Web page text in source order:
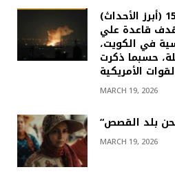
(أبرز الأحداث) الأخبار العاجلة اليوم، 15
قاعدة علي
في الكويت،
حسبما ذكرت
MARCH 19, 2026
MARCH 19, 2026